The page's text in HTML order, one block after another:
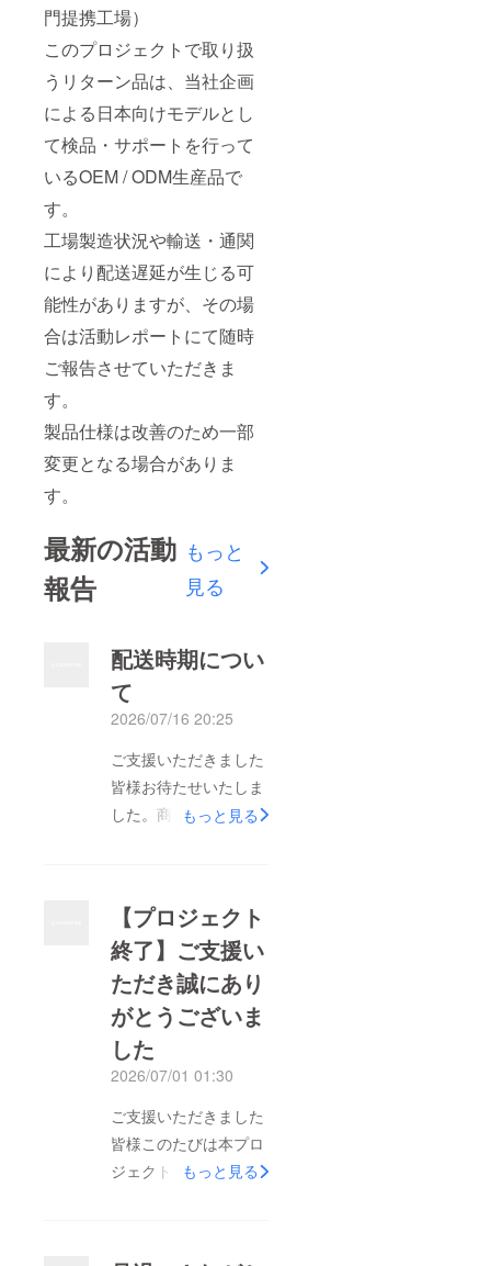
門提携工場）
このプロジェクトで取り扱
うリターン品は、当社企画
による日本向けモデルとし
て検品・サポートを行って
いるOEM / ODM生産品で
す。
工場製造状況や輸送・通関
により配送遅延が生じる可
能性がありますが、その場
合は活動レポートにて随時
ご報告させていただきま
す。
製品仕様は改善のため一部
変更となる場合がありま
す。
最新の活動
報告
もっと
見る
配送時期につい
て
2026/07/16 20:25
ご支援いただきました
皆様お待たせいたしま
した。商品は無事日本
ンターへ搬入し、検
品・梱包を行ったうえ
で発送準備に入りま
す。現在の予定では、
来週中より順次発送を
開始できる見込みで
す。今回お届けする商
品は、品質・使い心地
ともに自信をもってお
勧めできる製品です。
もっと見る
【プロジェクト
終了】ご支援い
ただき誠にあり
がとうございま
した
2026/07/01 01:30
ご支援いただきました
皆様このたびは本プロ
ジェクトをご支援いた
もっと見る